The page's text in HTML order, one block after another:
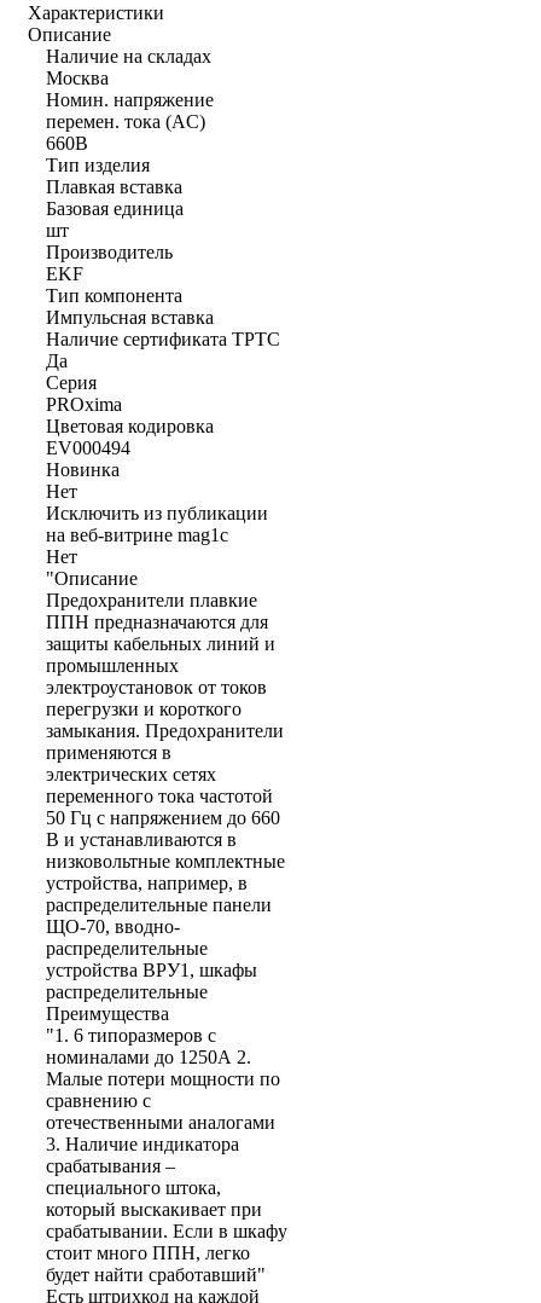
Характеристики
Описание
Наличие на складах
Москва
Номин. напряжение
перемен. тока (AC)
660В
Тип изделия
Плавкая вставка
Базовая единица
шт
Производитель
EKF
Тип компонента
Импульсная вставка
Наличие сертификата ТРТС
Да
Серия
PROxima
Цветовая кодировка
EV000494
Новинка
Нет
Исключить из публикации
на веб-витрине mag1c
Нет
"Описание
Предохранители плавкие
ППН предназначаются для
защиты кабельных линий и
промышленных
электроустановок от токов
перегрузки и короткого
замыкания. Предохранители
применяются в
электрических сетях
переменного тока частотой
50 Гц с напряжением до 660
В и устанавливаются в
низковольтные комплектные
устройства, например, в
распределительные панели
ЩО-70, вводно-
распределительные
устройства ВРУ1, шкафы
распределительные
Преимущества
"1. 6 типоразмеров с
номиналами до 1250А 2.
Малые потери мощности по
сравнению с
отечественными аналогами
3. Наличие индикатора
срабатывания –
специального штока,
который выскакивает при
срабатывании. Если в шкафу
стоит много ППН, легко
будет найти сработавший"
Есть штрихкод на каждой